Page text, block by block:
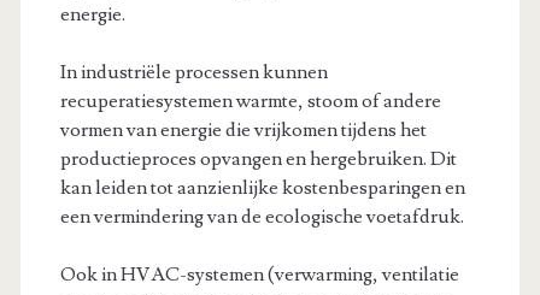
energie.
In industriële processen kunnen
recuperatiesystemen warmte, stoom of andere
vormen van energie die vrijkomen tijdens het
productieproces opvangen en hergebruiken. Dit
kan leiden tot aanzienlijke kostenbesparingen en
een vermindering van de ecologische voetafdruk.
Ook in HVAC-systemen (verwarming, ventilatie